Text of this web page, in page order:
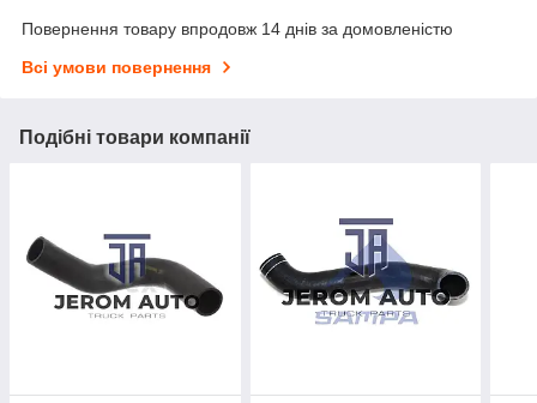
Повернення товару впродовж 14 днів за домовленістю
Всі умови повернення
Подібні товари компанії